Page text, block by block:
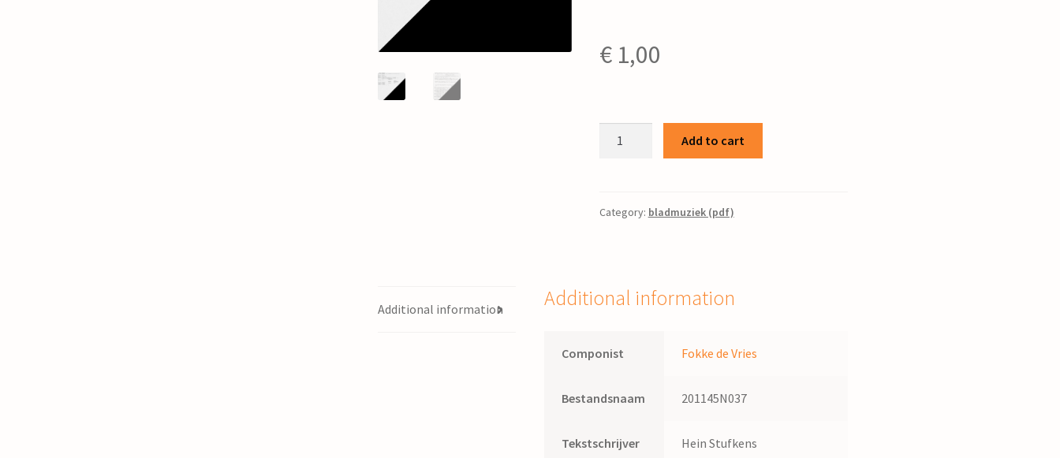
€1,00
gebroken
Fokke
Vries
Hein
quantity
Add to cart
Category: bladmuziek (pdf)
Additional information Additional information
Componist Fokke de Vries
Bestandsnaam 201145N037
Tekstschrijver Hein Stufkens